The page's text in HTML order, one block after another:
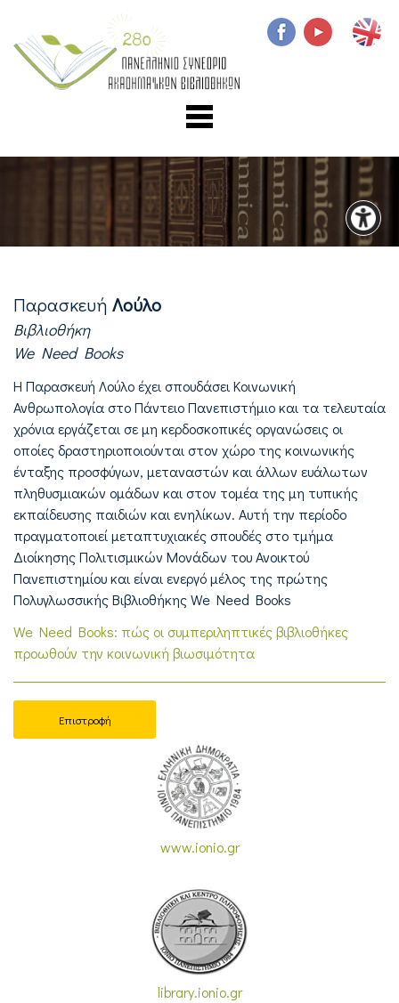
Παρασκευή Λούλο
Βιβλιοθήκη
We Need Books
Η Παρασκευή Λούλο έχει σπουδάσει Κοινωνική
Ανθρωπολογία στο Πάντειο Πανεπιστήμιο και τα τελευταία
χρόνια εργάζεται σε μη κερδοσκοπικές οργανώσεις οι
οποίες δραστηριοποιούνται στον χώρο της κοινωνικής
ένταξης προσφύγων, μεταναστών και άλλων ευάλωτων
πληθυσμιακών ομάδων και στον τομέα της μη τυπικής
εκπαίδευσης παιδιών και ενηλίκων. Αυτή την περίοδο
πραγματοποιεί μεταπτυχιακές σπουδές στο τμήμα
Διοίκησης Πολιτισμικών Μονάδων του Ανοικτού
Πανεπιστημίου και είναι ενεργό μέλος της πρώτης
Πολυγλωσσικής Βιβλιοθήκης We Need Books
We Need Books: πώς οι συμπεριληπτικές βιβλιοθήκες
προωθούν την κοινωνική βιωσιμότητα
Επιστροφή
www.ionio.gr
library.ionio.gr